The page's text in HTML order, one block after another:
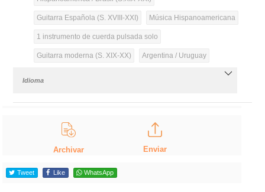
Guitarra Española (S. XVIII-XXI) Música Hispanoamericana
1 instrumento de cuerda pulsada solo
Guitarra moderna (S. XIX-XX) Argentina / Uruguay
Idioma
Archivar Enviar
Tweet Like WhatsApp